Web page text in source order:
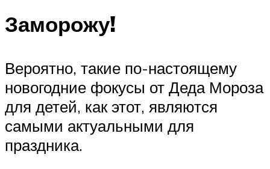
Заморожу!
Вероятно, такие по-настоящему
новогодние фокусы от Деда Мороза
для детей, как этот, являются
самыми актуальными для
праздника.